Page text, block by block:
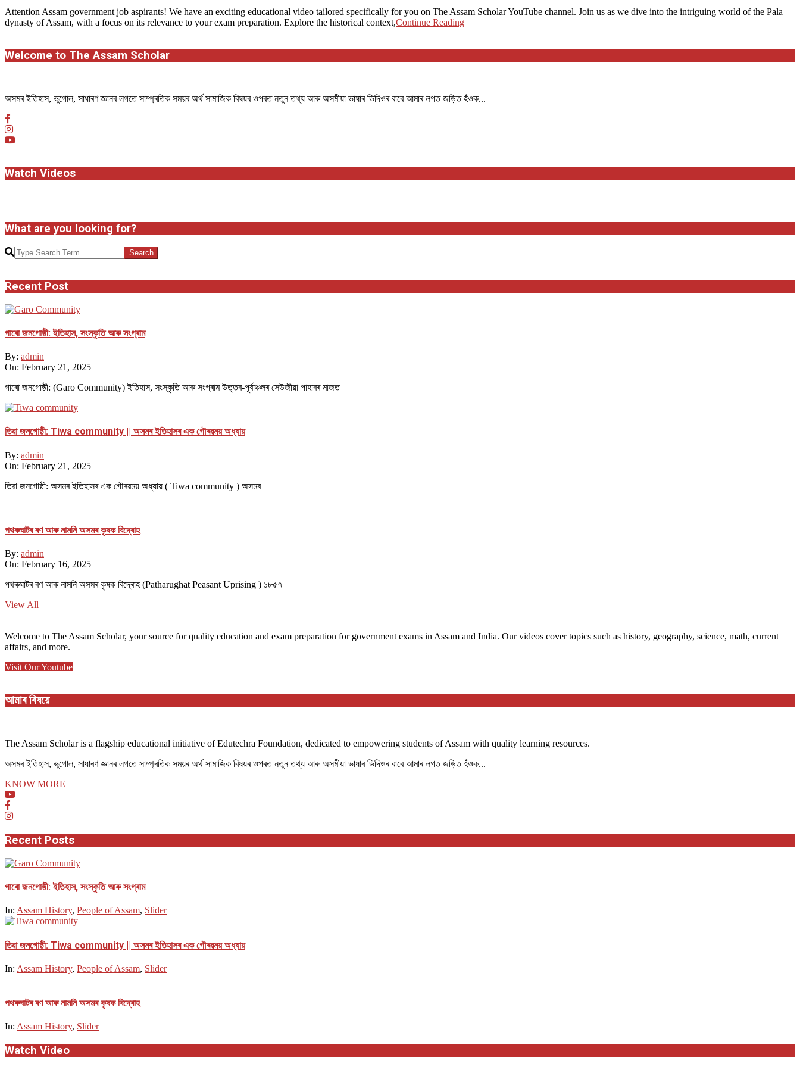
Attention Assam government job aspirants! We have an exciting educational video tailored specifically for you on The Assam Scholar YouTube channel. Join us as we dive into the intriguing world of the Pala
dynasty of Assam, with a focus on its relevance to your exam preparation. Explore the historical context,Continue Reading
Welcome to The Assam Scholar
অসমৰ ইতিহাস, ভুগোল, সাধাৰণ জ্ঞানৰ লগতে সাম্প্ৰতিক সময়ৰ অৰ্থ সামাজিক বিষয়ৰ ওপৰত নতুন তথ্য আৰু অসমীয়া ভাষাৰ ভিদিওৰ বাবে আমাৰ লগত জড়িত হঁওক...
Watch Videos
What are you looking for?
Search
Recent Post
গাৰো জনগোষ্ঠী: ইতিহাস, সংস্কৃতি আৰু সংগ্ৰাম
By: admin
On: February 21, 2025
গাৰো জনগোষ্ঠী: (Garo Community) ইতিহাস, সংস্কৃতি আৰু সংগ্ৰাম উত্তৰ-পূৰ্বাঞ্চলৰ সেউজীয়া পাহাৰৰ মাজত
তিৱা জনগোষ্ঠী: Tiwa community || অসমৰ ইতিহাসৰ এক গৌৰৱময় অধ্যায়
By: admin
On: February 21, 2025
তিৱা জনগোষ্ঠী: অসমৰ ইতিহাসৰ এক গৌৰৱময় অধ্যায় ( Tiwa community ) অসমৰ
পথ​ৰুঘাট​ৰ ৰণ আৰু নামনি অসম​ৰ কৃষক বিদ্ৰোহ​
By: admin
On: February 16, 2025
পথ​ৰুঘাট​ৰ ৰণ আৰু নামনি অসম​ৰ কৃষক বিদ্ৰোহ​ (Patharughat Peasant Uprising ) ১৮৫৭
View All
Welcome to The Assam Scholar, your source for quality education and exam preparation for government exams in Assam and India. Our videos cover topics such as history, geography, science, math, current
affairs, and more.
Visit Our Youtube
আমাৰ বিষয়ে
The Assam Scholar is a flagship educational initiative of Edutechra Foundation, dedicated to empowering students of Assam with quality learning resources.
অসমৰ ইতিহাস, ভুগোল, সাধাৰণ জ্ঞানৰ লগতে সাম্প্ৰতিক সময়ৰ অৰ্থ সামাজিক বিষয়ৰ ওপৰত নতুন তথ্য আৰু অসমীয়া ভাষাৰ ভিদিওৰ বাবে আমাৰ লগত জড়িত হঁওক...
KNOW MORE
Recent Posts
গাৰো জনগোষ্ঠী: ইতিহাস, সংস্কৃতি আৰু সংগ্ৰাম
In: Assam History, People of Assam, Slider
তিৱা জনগোষ্ঠী: Tiwa community || অসমৰ ইতিহাসৰ এক গৌৰৱময় অধ্যায়
In: Assam History, People of Assam, Slider
পথ​ৰুঘাট​ৰ ৰণ আৰু নামনি অসম​ৰ কৃষক বিদ্ৰোহ​
In: Assam History, Slider
Watch Video